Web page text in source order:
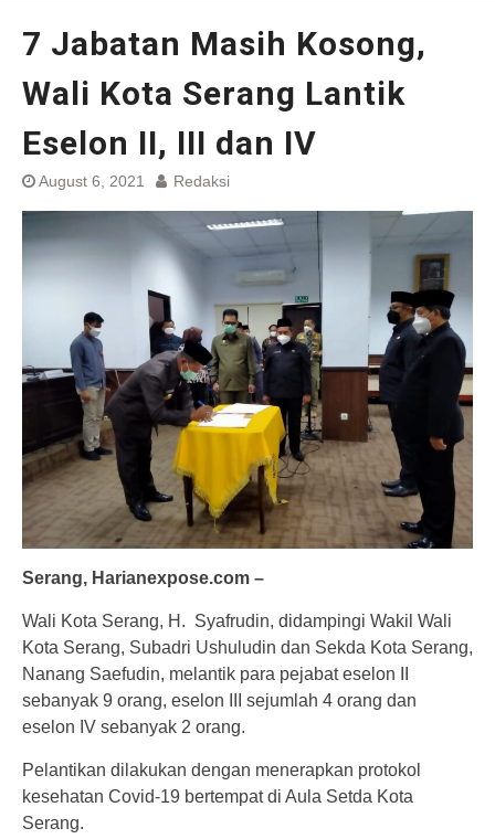
7 Jabatan Masih Kosong,
Wali Kota Serang Lantik
Eselon II, III dan IV
August 6, 2021 Redaksi
Serang, Harianexpose.com –
Wali Kota Serang, H. Syafrudin, didampingi Wakil Wali
Kota Serang, Subadri Ushuludin dan Sekda Kota Serang,
Nanang Saefudin, melantik para pejabat eselon II
sebanyak 9 orang, eselon III sejumlah 4 orang dan
eselon IV sebanyak 2 orang.
Pelantikan dilakukan dengan menerapkan protokol
kesehatan Covid-19 bertempat di Aula Setda Kota
Serang.